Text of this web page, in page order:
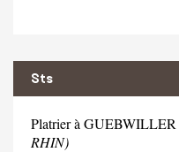
Sts
Platrier à GUEBWILLER
RHIN)